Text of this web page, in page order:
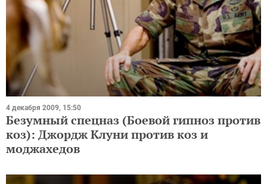
4 декабря 2009, 15:50
Безумный спецназ (Боевой гипноз против
коз): Джордж Клуни против коз и
моджахедов